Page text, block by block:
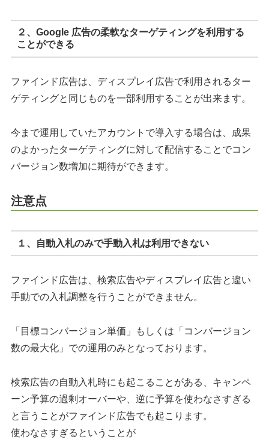
２、Google 広告の柔軟なターゲティングを利用する
ことができる
ファインド広告は、ディスプレイ広告で利用されるター
ゲティングと同じものを一部利用することが出来ます。
今まで運用していたアカウントで導入する場合は、成果
のよかったターゲティングに対して配信することでコン
バージョン数増加に期待ができます。
注意点
１、自動入札のみで手動入札は利用できない
ファインド広告は、検索広告やディスプレイ広告と違い
手動での入札調整を行うことができません。
「目標コンバージョン単価」もしくは「コンバージョン
数の最大化」での運用のみとなっております。
検索広告の自動入札時にも起こることがある、キャンペ
ーン予算の過剰オーバーや、逆に予算を使わなさすぎる
と言うことがファインド広告でも起こります。
使わなさすぎるということが